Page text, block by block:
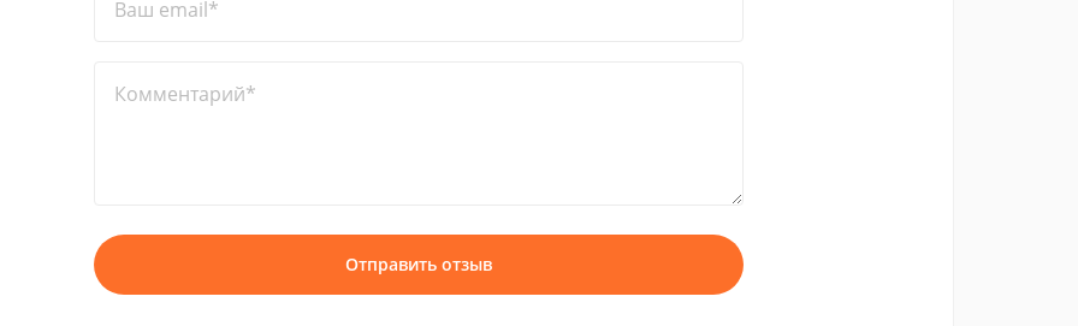
Ваш email*
Комментарий*
Отправить отзыв